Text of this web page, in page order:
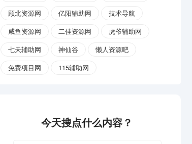
顾北资源网
亿阳辅助网
技术导航
咸鱼资源网
二佳资源网
虎爷辅助网
七天辅助网
神仙谷
懒人资源吧
免费项目网
115辅助网
今天搜点什么内容？